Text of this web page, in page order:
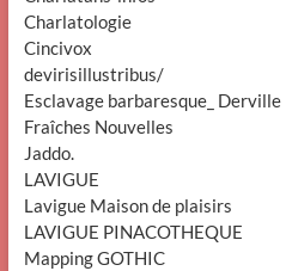
Charlatologie
Cincivox
devirisillustribus/
Esclavage barbaresque_ Derville
Fraîches Nouvelles
Jaddo.
LAVIGUE
Lavigue Maison de plaisirs
LAVIGUE PINACOTHEQUE
Mapping GOTHIC